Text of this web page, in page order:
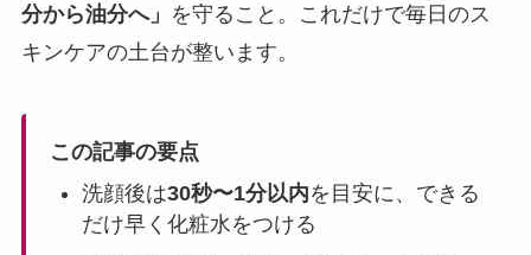
分から油分へ」 を守ること。これだけで毎日のス
キンケアの土台が整います。
この記事の要点
洗顔後は30秒〜1分以内を目安に、できる
だけ早く化粧水をつける